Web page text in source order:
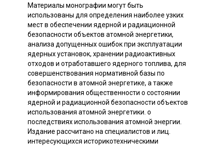
Материалы монографии могут быть
использованы для определения наиболее узких
мест в обеспечении ядерной и радиационной
безопасности объектов атомной энергетики,
анализа допущенных ошибок при эксплуатации
ядерных установок, хранении радиоактивных
отходов и отработавшего ядерного топлива, для
совершенствования нормативной базы по
безопасности в атомной энергетике, а также
информирования общественности о состоянии
ядерной и радиационной безопасности объектов
использования атомной энергетики. о
последствиях использования атомной энергии.
Издание рассчитано на специалистов и лиц.
интересующихся историкотехническими